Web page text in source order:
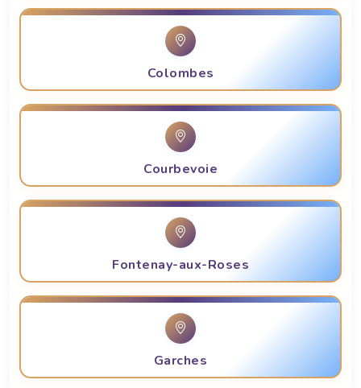
Colombes
Courbevoie
Fontenay-aux-Roses
Garches